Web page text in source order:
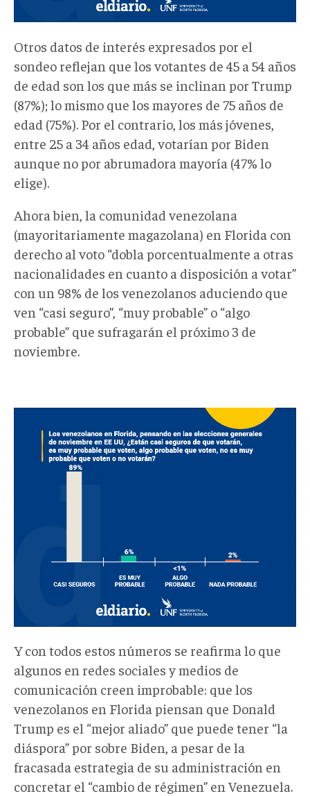
Otros datos de interés expresados por el
sondeo reflejan que los votantes de 45 a 54 años
de edad son los que más se inclinan por Trump
(87%); lo mismo que los mayores de 75 años de
edad (75%). Por el contrario, los más jóvenes,
entre 25 a 34 años edad, votarían por Biden
aunque no por abrumadora mayoría (47% lo
elige).
Ahora bien, la comunidad venezolana
(mayoritariamente magazolana) en Florida con
derecho al voto “dobla porcentualmente a otras
nacionalidades en cuanto a disposición a votar”
con un 98% de los venezolanos aduciendo que
ven “casi seguro”, “muy probable” o “algo
probable” que sufragarán el próximo 3 de
noviembre.
Y con todos estos números se reafirma lo que
algunos en redes sociales y medios de
comunicación creen improbable: que los
venezolanos en Florida piensan que Donald
Trump es el “mejor aliado” que puede tener “la
diáspora” por sobre Biden, a pesar de la
fracasada estrategia de su administración en
concretar el “cambio de régimen” en Venezuela.